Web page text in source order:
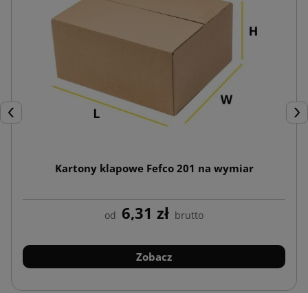
Poprzedni
Kartony klapowe Fefco 201 na wymiar
od 6,31 zł brutto
Zobacz